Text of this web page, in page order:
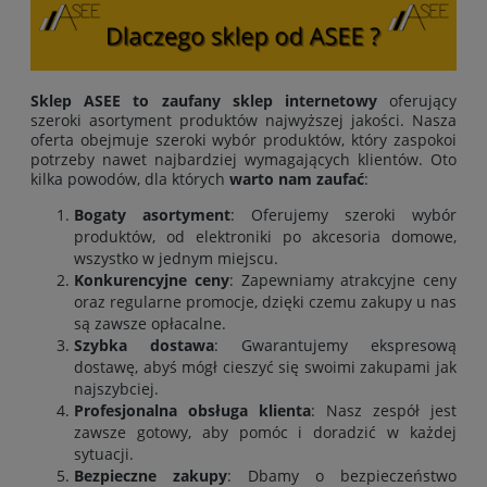
Sklep ASEE to zaufany sklep internetowyoferujący
szeroki asortyment produktów najwyższej jakości. Nasza
oferta obejmuje szeroki wybór produktów, który zaspokoi
potrzeby nawet najbardziej wymagających klientów. Oto
kilka powodów, dla których warto nam zaufać:
Bogaty asortyment: Oferujemy szeroki wybór
produktów, od elektroniki po akcesoria domowe,
wszystko w jednym miejscu.
Konkurencyjne ceny: Zapewniamy atrakcyjne ceny
oraz regularne promocje, dzięki czemu zakupy u nas
są zawsze opłacalne.
Szybka dostawa: Gwarantujemy ekspresową
dostawę, abyś mógł cieszyć się swoimi zakupami jak
najszybciej.
Profesjonalna obsługa klienta: Nasz zespół jest
zawsze gotowy, aby pomóc i doradzić w każdej
sytuacji.
Bezpieczne zakupy: Dbamy o bezpieczeństwo